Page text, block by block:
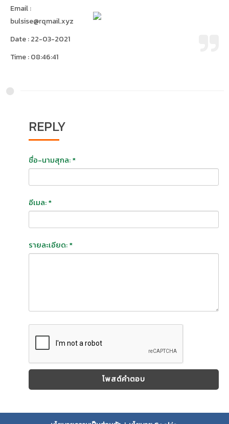
Email :
bulsise@rqmail.xyz
Date : 22-03-2021
Time : 08:46:41
REPLY
ชื่อ-นามสุกล: *
อีเมล: *
รายละเอียด: *
โพสต์คำตอบ